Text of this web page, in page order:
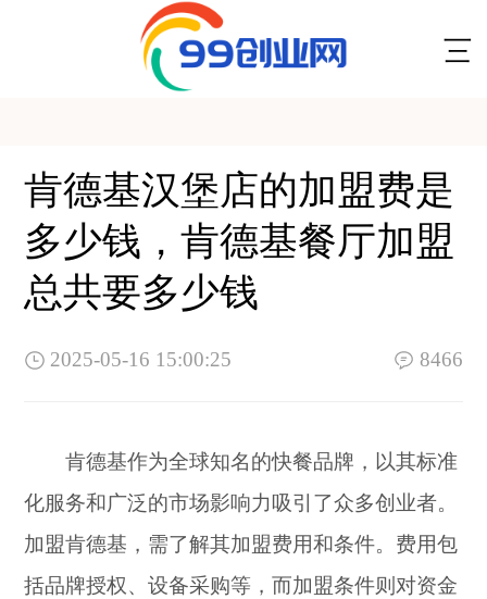
肯德基汉堡店的加盟费是
多少钱，肯德基餐厅加盟
总共要多少钱
2025-05-16 15:00:25 8466
肯德基作为全球知名的快餐品牌，以其标准
化服务和广泛的市场影响力吸引了众多创业者。
加盟肯德基，需了解其加盟费用和条件。费用包
括品牌授权、设备采购等，而加盟条件则对资金